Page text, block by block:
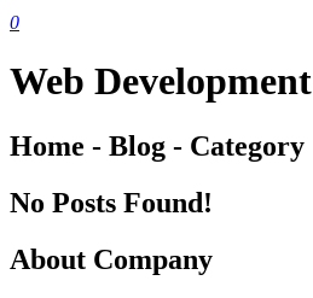
0
Web Development
Home - Blog - Category
No Posts Found!
About Company